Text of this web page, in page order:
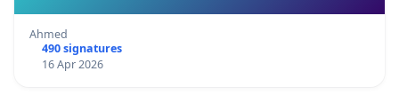
Ahmed
490 signatures
16 Apr 2026